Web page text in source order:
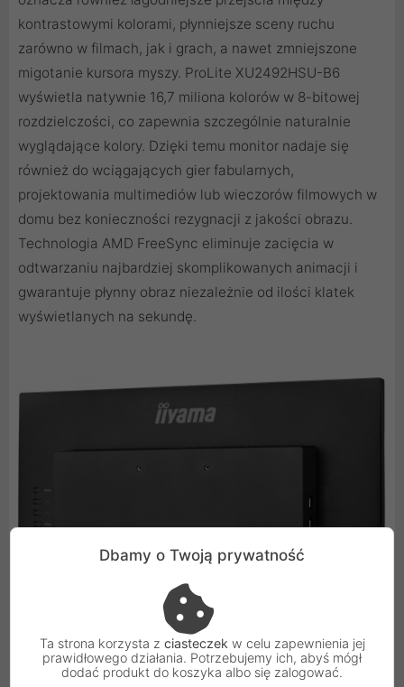
kontrastowymi kolorami, płynniejsze sceny ruchu
zarówno w filmach, jak i grach, a nawet zmniejszone
migotanie kursora myszy. ProLite XU2492HSU-B6
wyświetla natywnie 16,7 miliona kolorów w 8-bitowej
rozdzielczości, co zapewnia szczególnie naturalnie
wyglądające kolory. Dzięki temu monitor nadaje się
również do wciągających gier fabularnych,
projektowania multimediów lub wieczorów filmowych w
domu bez konieczności rezygnacji z jakości obrazu.
Technologia AMD FreeSync eliminuje zacięcia w
odtwarzaniu najbardziej skomplikowanych animacji i
gwarantuje płynny obraz niezależnie od ilości klatek
wyświetlanych na sekundę.
Dbamy o Twoją prywatność
Ta strona korzysta z ciasteczek w celu zapewnienia jej
prawidłowego działania. Potrzebujemy ich, abyś mógł
dodać produkt do koszyka albo się zalogować.